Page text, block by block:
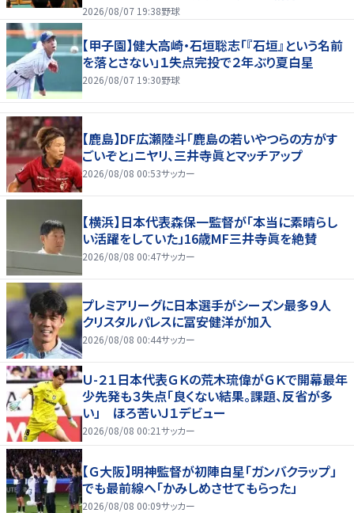
2026/08/07 19:38野球
【甲子園】健大高崎・石垣聡志「『石垣』という名前
を落とさない」１失点完投で２年ぶり夏白星
2026/08/07 19:30野球
【鹿島】DF広瀬陸斗「鹿島の若いやつらの方がす
ごいぞと」ニヤリ、三井寺眞とマッチアップ
2026/08/08 00:53サッカー
【横浜】日本代表森保一監督が「本当に素晴らし
い活躍をしていた」16歳MF三井寺眞を絶賛
2026/08/08 00:47サッカー
プレミアリーグに日本選手がシーズン最多９人
クリスタルパレスに冨安健洋が加入
2026/08/08 00:44サッカー
Ｕ-２１日本代表ＧＫの荒木琉偉がＧＫで開幕最年
少先発も３失点「良くない結果。課題、反省が多
い」 ほろ苦いＪ１デビュー
2026/08/08 00:21サッカー
【Ｇ大阪】明神監督が初陣白星「ガンバクラップ」
でも最前線へ「かみしめさせてもらった」
2026/08/08 00:09サッカー